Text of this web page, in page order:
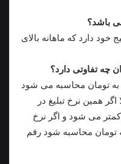
باشد؟
خود دارد که ماهانه بالای
چه تفاوتی دارد؟
به تومان محاسبه می شود
همین نرخ تبلیغ در
می شود و اگر نرخ
تومان محاسبه شود رقم